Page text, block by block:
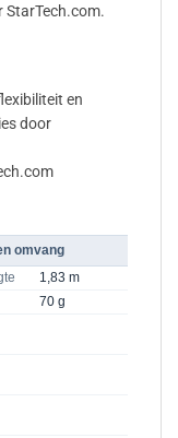
StarTech.com.
en
door
omvang
1,83 m
70 g